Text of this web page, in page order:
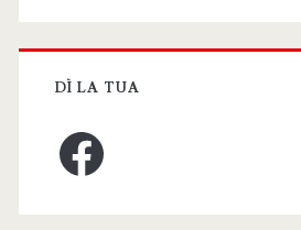
DÌ LA TUA
Facebook